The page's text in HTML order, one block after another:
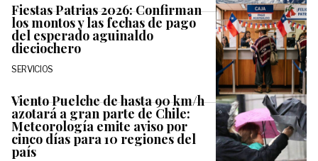
Fiestas Patrias 2026: Confirman
los montos y las fechas de pago
del esperado aguinaldo
dieciochero
SERVICIOS
Viento Puelche de hasta 90 km/h
azotará a gran parte de Chile:
Meteorología emite aviso por
cinco días para 10 regiones del
país